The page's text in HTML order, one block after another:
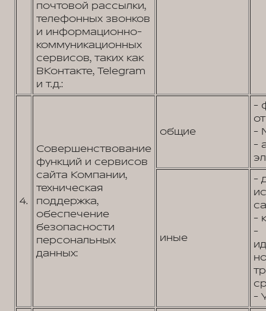
почтовой рассылки,
телефонных звонков
и информационно-
коммуникационных
сервисов, таких как
ВКонтакте, Telegram
и т.д.:
4.
Совершенствование
функций и сервисов
сайта Компании,
техническая
поддержка,
обеспечение
безопасности
персональных
данных:
общие
-
-
-
иные
-
-
-
-